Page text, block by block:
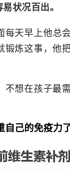
状况百出。
每天早上他总
炼这事，他
想在孩子最
自己的免疫力